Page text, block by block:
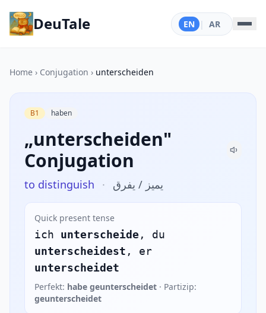
DeuTale EN | AR
Home › Conjugation › unterscheiden
B1 haben
„unterscheiden"
Conjugation
to distinguish · يميز / يفرق
Quick present tense
ich unterscheide , du
unterscheidest , er
unterscheidet
Perfekt: habe geunterscheidet · Partizip:
geunterscheidet